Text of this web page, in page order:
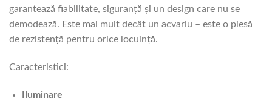
garantează fiabilitate, siguranță și un design care nu se
demodează. Este mai mult decât un acvariu – este o piesă
de rezistență pentru orice locuință.
Caracteristici:
Iluminare